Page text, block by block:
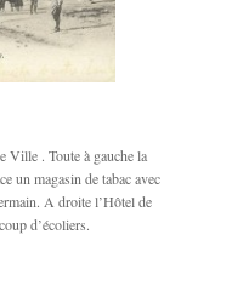
Ville . Toute à gauche la
un magasin de tabac avec
A droite l’Hôtel de
d’écoliers.